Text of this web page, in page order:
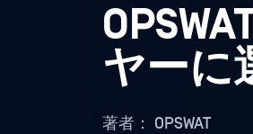
ヤーに
著者： OPSWAT